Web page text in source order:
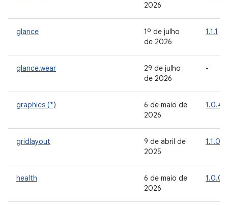
2026
glance
1º de julho
de 2026
1.1.1
glance.wear
29 de julho
de 2026
-
graphics (*)
6 de maio de
2026
1.0.4
gridlayout
9 de abril de
2025
1.1.0
health
6 de maio de
2026
1.0.0